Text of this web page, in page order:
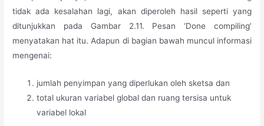
tidak ada kesalahan lagi, akan diperoleh hasil seperti yang
ditunjukkan pada Gambar 2.11. Pesan ‘Done compiling’
menyatakan hat itu. Adapun di bagian bawah muncul informasi
mengenai:
jumlah penyimpan yang diperlukan oleh sketsa dan
total ukuran variabel global dan ruang tersisa untuk
variabel lokal